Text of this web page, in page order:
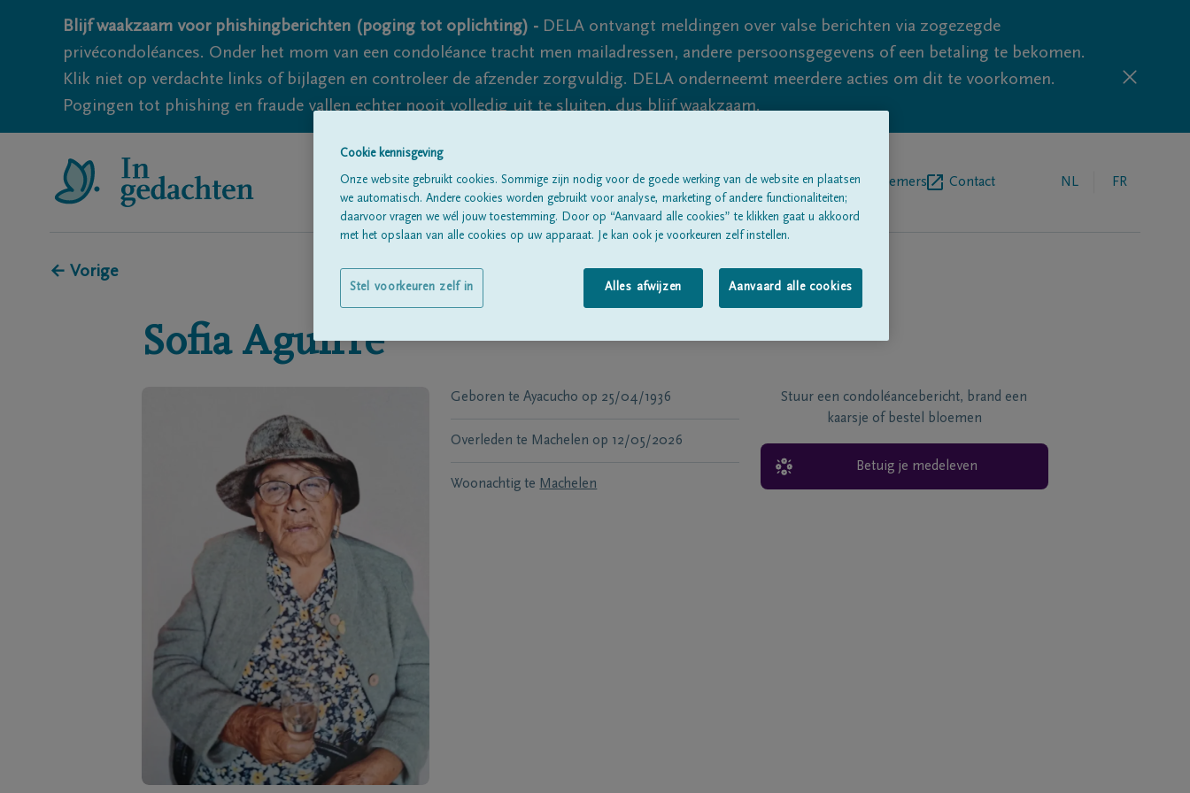
Blijf waakzaam voor phishingberichten (poging tot oplichting) - DELA ontvangt meldingen over valse berichten via zogezegde
privécondoléances. Onder het mom van een condoléance tracht men mailadressen, andere persoonsgegevens of een betaling te bekomen.
Klik niet op verdachte links of bijlagen en controleer de afzender zorgvuldig. DELA onderneemt meerdere acties om dit te voorkomen.
Pogingen tot phishing en fraude vallen echter nooit volledig uit te sluiten, dus blijf waakzaam.
Alle rouwberichtenOver onsBegrafenisondernemers Contact NL FR
← Vorige
Sofia Aguirre
Geboren te Ayacucho op 25/04/1936
Overleden te Machelen op 12/05/2026
Woonachtig te Machelen
Stuur een condoléancebericht, brand een
kaarsje of bestel bloemen
Betuig je medeleven
Cookie kennisgeving
Onze website gebruikt cookies. Sommige zijn nodig voor de goede werking van de website en plaatsen
we automatisch. Andere cookies worden gebruikt voor analyse, marketing of andere functionaliteiten;
daarvoor vragen we wél jouw toestemming. Door op “Aanvaard alle cookies” te klikken gaat u akkoord
met het opslaan van alle cookies op uw apparaat. Je kan ook je voorkeuren zelf instellen.
Alles afwijzen Aanvaard alle cookies
Stel voorkeuren zelf in